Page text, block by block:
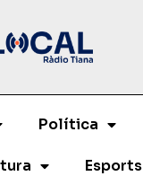
Política
Esports